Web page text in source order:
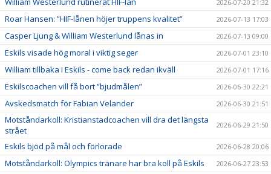
2026-07-20 21:32
Roar Hansen: ”HIF-lånen höjer truppens kvalitet” 2026-07-13 17:03
Casper Ljung & William Westerlund lånas in 2026-07-13 09:00
Eskils visade hög moral i viktig seger 2026-07-01 23:10
William tillbaka i Eskils - come back redan ikväll 2026-07-01 17:16
Eskilscoachen vill få bort ”bjudmålen” 2026-06-30 22:21
Avskedsmatch för Fabian Velander 2026-06-30 21:51
Motståndarkoll: Kristianstadcoachen vill dra det längsta
strået
2026-06-29 21:50
Eskils bjöd på mål och förlorade 2026-06-28 20:06
Motståndarkoll: Olympics tränare har bra koll på Eskils 2026-06-27 23:53